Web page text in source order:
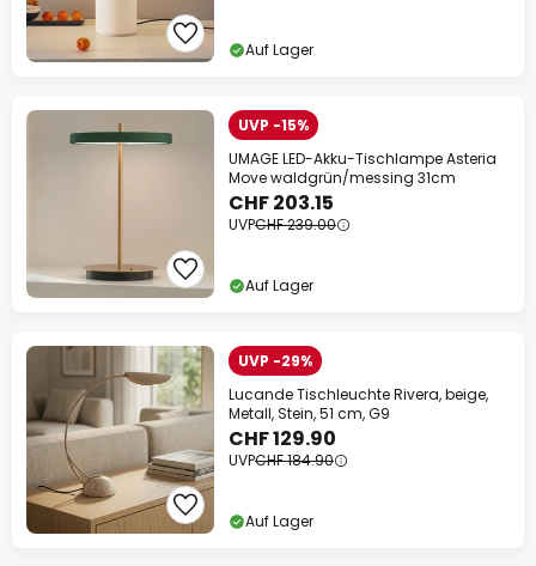
Auf Lager
UVP -15%
UMAGE LED-Akku-Tischlampe Asteria
Move waldgrün/messing 31cm
CHF 203.15
UVPCHF 239.00
Auf Lager
UVP -29%
Lucande Tischleuchte Rivera, beige,
Metall, Stein, 51 cm, G9
CHF 129.90
UVPCHF 184.90
Auf Lager